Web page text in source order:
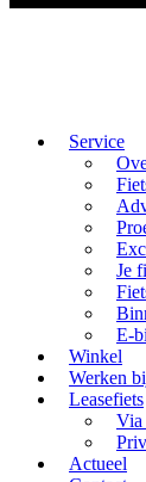
Service
Je
E-
Winkel
Werken
Leasefiets
Via
Actueel